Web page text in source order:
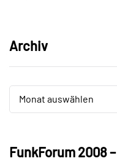
Archiv
Archiv
Monat auswählen
Archiv
FunkForum 2008